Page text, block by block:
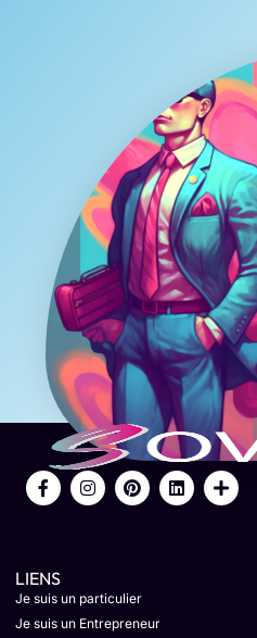
LIENS
Je suis un particulier
Je suis un Entrepreneur